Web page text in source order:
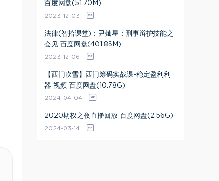
百度网盘(51.70M)
2023-12-03
法律(智拾课堂)：尹灿星：刑事辩护技能之
会见 百度网盘(401.86M)
2023-12-06
【西门吹雪】西门筹码实战课-稳定盈利利
器 视频 百度网盘(10.78G)
2024-04-04
2020期权之夜直播回放 百度网盘(2.56G)
2024-03-14